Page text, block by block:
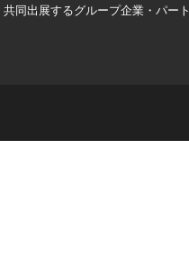
同出展するグループ企業・パー